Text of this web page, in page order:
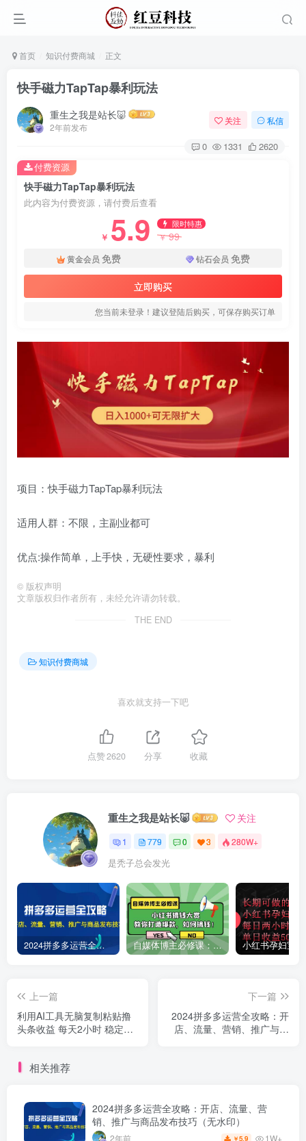
首页 知识付费商城 正文
快手磁力TapTap暴利玩法
重生之我是站长🐷
2年前发布
关注 私信
0 1331 2620
快手磁力TapTap暴利玩法
此内容为付费资源，请付费后查看
￥ 5.9 限时特惠
￥99
黄金会员 免费 钻石会员 免费
立即购买
您当前未登录！建议登陆后购买，可保存购买订单
付费资源
项目：快手磁力TapTap暴利玩法
适用人群：不限，主副业都可
优点:操作简单，上手快，无硬性要求，暴利
© 版权声明
文章版权归作者所有，未经允许请勿转载。
THE END
知识付费商城
喜欢就支持一下吧
点赞2620 分享 收藏
重生之我是站长🐷 关注
1 779 0 3 280W+
是秃子总会发光
2024拼多多运营全攻略：开店、流量、营销、推广与商品发布技巧（无水印） 自媒体博主必修课：小红书搞钱大赏，教你打造爆款，如何搞钱（11节课）
上一篇
利用AI工具无脑复制粘贴撸
头条收益 每天2小时 稳定月
下一篇
2024拼多多运营全攻略：开
店、流量、营销、推广与商
相关推荐
2024拼多多运营全攻略：开店、流量、营
销、推广与商品发布技巧（无水印）
2年前 ￥5.9 1W+